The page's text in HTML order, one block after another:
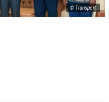
© Transport